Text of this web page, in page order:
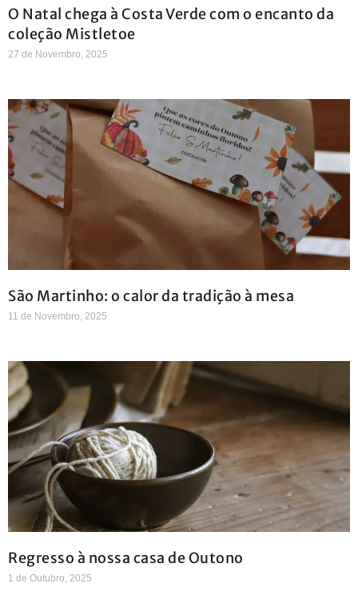
O Natal chega à Costa Verde com o encanto da
coleção Mistletoe
27 de Novembro, 2025
São Martinho: o calor da tradição à mesa
11 de Novembro, 2025
Regresso à nossa casa de Outono
1 de Outubro, 2025